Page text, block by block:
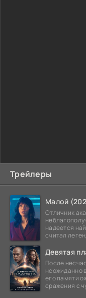
Трейлеры
Малой
Отличник
надеется
считал
Девятая
После
неожиданно
его памяти
сражения с